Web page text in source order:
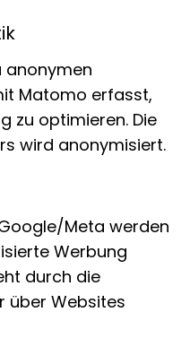
Fische
ist am
anonymen
Matomo erfasst,
zu optimieren. Die
wird anonymisiert.
Meta werden
Werbung
durch die
über Websites